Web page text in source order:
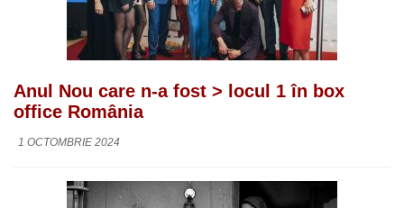
Anul Nou care n-a fost > locul 1 în box
office România
1 OCTOMBRIE 2024